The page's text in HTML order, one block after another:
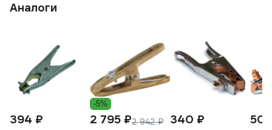
Аналоги
394 ₽
-5%
2 795 ₽2 942 ₽ 340 ₽